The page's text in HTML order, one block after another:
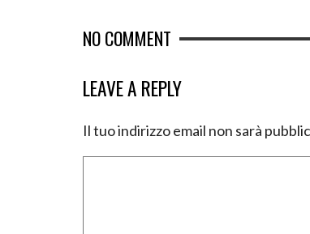
NO COMMENT
LEAVE A REPLY
Il tuo indirizzo email non sarà